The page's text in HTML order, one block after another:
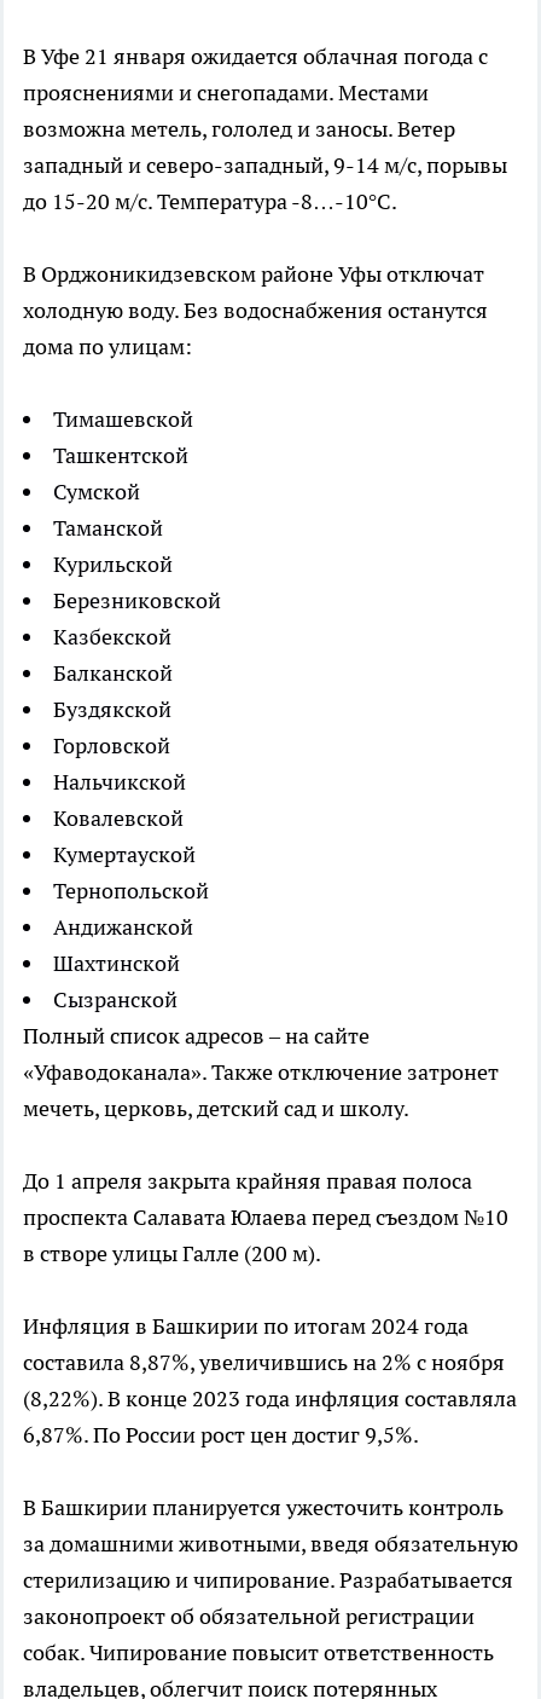
В Уфе 21 января ожидается облачная погода с
прояснениями и снегопадами. Местами
возможна метель, гололед и заносы. Ветер
западный и северо-западный, 9-14 м/с, порывы
до 15-20 м/с. Температура -8…-10°C.
В Орджоникидзевском районе Уфы отключат
холодную воду. Без водоснабжения останутся
дома по улицам:
Тимашевской
Ташкентской
Сумской
Таманской
Курильской
Березниковской
Казбекской
Балканской
Буздякской
Горловской
Нальчикской
Ковалевской
Кумертауской
Тернопольской
Андижанской
Шахтинской
Сызранской
Полный список адресов – на сайте
«Уфаводоканала». Также отключение затронет
мечеть, церковь, детский сад и школу.
До 1 апреля закрыта крайняя правая полоса
проспекта Салавата Юлаева перед съездом №10
в створе улицы Галле (200 м).
Инфляция в Башкирии по итогам 2024 года
составила 8,87%, увеличившись на 2% с ноября
(8,22%). В конце 2023 года инфляция составляла
6,87%. По России рост цен достиг 9,5%.
В Башкирии планируется ужесточить контроль
за домашними животными, введя обязательную
стерилизацию и чипирование. Разрабатывается
законопроект об обязательной регистрации
собак. Чипирование повысит ответственность
владельцев, облегчит поиск потерянных